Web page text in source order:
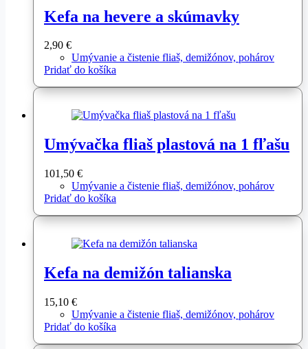
Kefa na hevere a skúmavky
2,90 €
Umývanie a čistenie fliaš, demižónov, pohárov
Pridať do košíka
Umývačka fliaš plastová na 1 fľašu
101,50 €
Umývanie a čistenie fliaš, demižónov, pohárov
Pridať do košíka
Kefa na demižón talianska
15,10 €
Umývanie a čistenie fliaš, demižónov, pohárov
Pridať do košíka